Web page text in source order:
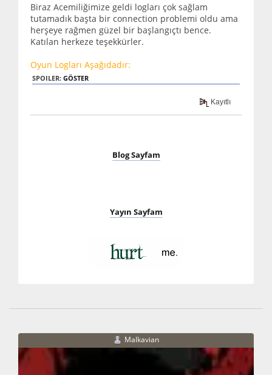
Biraz Acemiliğimize geldi logları çok sağlam
tutamadık başta bir connection problemi oldu ama
herşeye rağmen güzel bir başlangıçtı bence.
Katılan herkeze teşekkürler.
Oyun Logları Aşağıdadır:
SPOILER: GÖSTER
Kayıtlı
Blog Sayfam
Yayın Sayfam
Malkavian